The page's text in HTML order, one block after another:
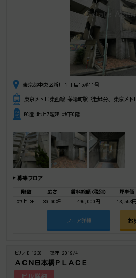
東京都中央区新川１丁目15番11号
東京メトロ東西線 茅場町駅 徒歩5分、東京メ
RC造 地上7階建 地下0階
募集フロア
階数 広さ 賃料総額(税別) 坪単価
地上 3F
36.60坪 496,000円 13,553円
フロア詳細 お
ビルID-1238 築年-2019/4
ＡＣＮ日本橋ＰＬＡＣＥ
ビル詳細